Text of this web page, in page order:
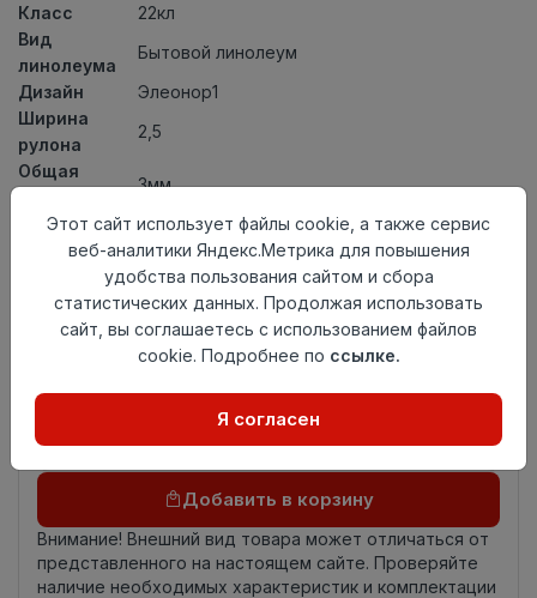
Класс
22кл
Вид
линолеума
Бытовой линолеум
Дизайн
Элеонор1
Ширина
рулона
2,5
Общая
3мм
Толщина
защитного
0,20мм
АктуальностьАктуален
Страна
происхождения
Россия
Осталось
Добавить в корзину
Внимание! Внешний вид товара может отличаться от
представленного на настоящем сайте. Проверяйте
наличие необходимых характеристик и комплектации
Этот сайт использует файлы cookie, а также сервис
веб-аналитики Яндекс.Метрика для повышения
удобства пользования сайтом и сбора
статистических данных. Продолжая использовать
сайт, вы соглашаетесь с использованием файлов
cookie. Подробнее по ссылке.
Я согласен